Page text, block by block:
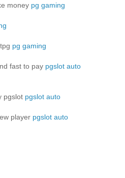
money pg gaming
pg gaming
fast to pay pgslot auto
pgslot pgslot auto
player pgslot auto